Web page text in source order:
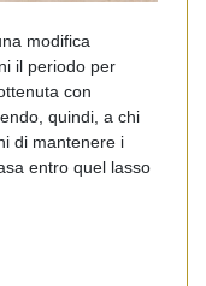
modifica
il periodo per
con
quindi, a chi
di mantenere i
entro quel lasso